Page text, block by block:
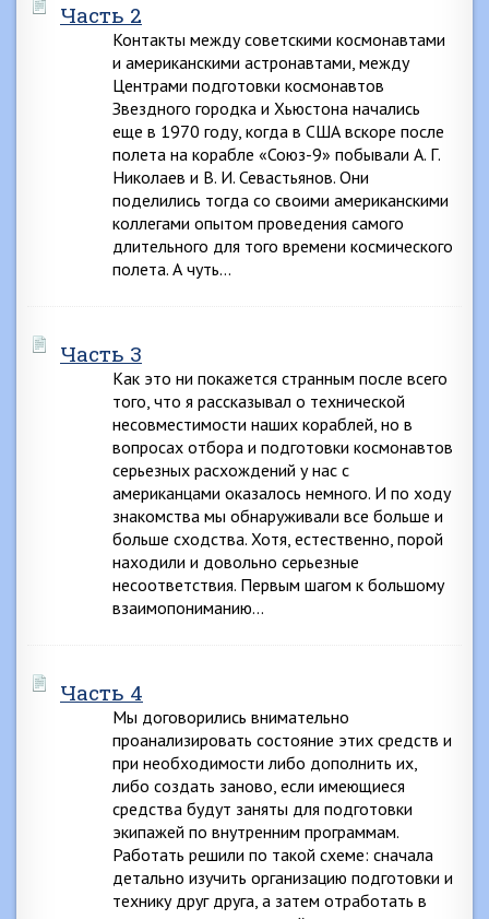
Часть 2
Контакты между советскими космонавтами
и американскими астронавтами, между
Центрами подготовки космонавтов
Звездного городка и Хьюстона начались
еще в 1970 году, когда в США вскоре после
полета на корабле «Союз-9» побывали А. Г.
Николаев и В. И. Севастьянов. Они
поделились тогда со своими американскими
коллегами опытом проведения самого
длительного для того времени космического
полета. А чуть…
Часть 3
Как это ни покажется странным после всего
того, что я рассказывал о технической
несовместимости наших кораблей, но в
вопросах отбора и подготовки космонавтов
серьезных расхождений у нас с
американцами оказалось немного. И по ходу
знакомства мы обнаруживали все больше и
больше сходства. Хотя, естественно, порой
находили и довольно серьезные
несоответствия. Первым шагом к большому
взаимопониманию…
Часть 4
Мы договорились внимательно
проанализировать состояние этих средств и
при необходимости либо дополнить их,
либо создать заново, если имеющиеся
средства будут заняты для подготовки
экипажей по внутренним программам.
Работать решили по такой схеме: сначала
детально изучить организацию подготовки и
технику друг друга, а затем отработать в